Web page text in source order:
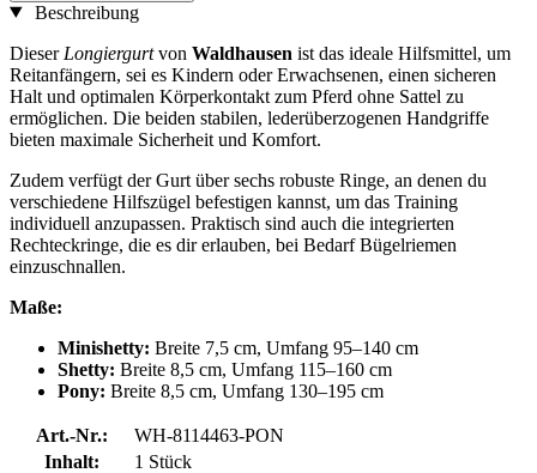
Beschreibung
Dieser Longiergurtvon Waldhausen ist das ideale Hilfsmittel, um
Reitanfängern, sei es Kindern oder Erwachsenen, einen sicheren
Halt und optimalen Körperkontakt zum Pferd ohne Sattel zu
ermöglichen. Die beiden stabilen, lederüberzogenen Handgriffe
bieten maximale Sicherheit und Komfort.
Zudem verfügt der Gurt über sechs robuste Ringe, an denen du
verschiedene Hilfszügel befestigen kannst, um das Training
individuell anzupassen. Praktisch sind auch die integrierten
Rechteckringe, die es dir erlauben, bei Bedarf Bügelriemen
einzuschnallen.
Maße:
Minishetty: Breite 7,5 cm, Umfang 95–140 cm
Shetty: Breite 8,5 cm, Umfang 115–160 cm
Pony: Breite 8,5 cm, Umfang 130–195 cm
Art.-Nr.:
WH-8114463-PON
Inhalt:
1 Stück